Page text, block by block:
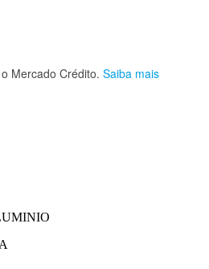
Mercado Crédito. Saiba mais